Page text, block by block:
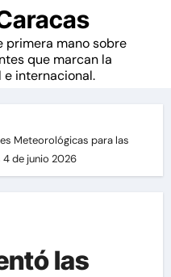
primera mano sobre
que marcan la
internacional.
Meteorológicas para las
4 de junio 2026
las